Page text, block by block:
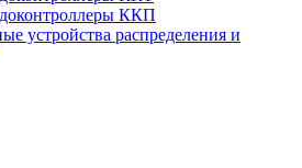
ККП
устройства распределения и